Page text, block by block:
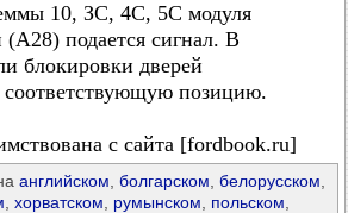
10, ЗС, 4С, 5С модуля
(А28) подается сигнал. В
блокировки дверей
соответствующую позицию.
с сайта [fordbook.ru]
английском болгарском белорусском
хорватском румынском польском